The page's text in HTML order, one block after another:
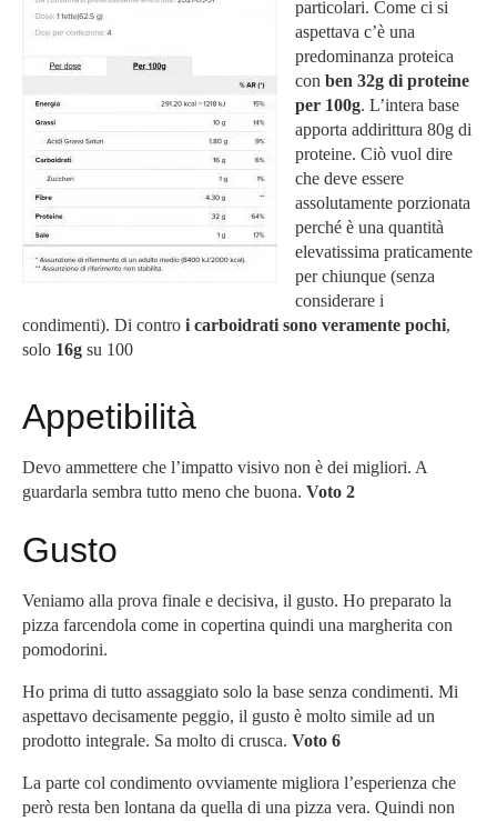
particolari. Come ci si
aspettava c’è una
predominanza proteica
con ben 32g di proteine
per 100g. L’intera base
apporta addirittura 80g di
proteine. Ciò vuol dire
che deve essere
assolutamente porzionata
perché è una quantità
elevatissima praticamente
per chiunque (senza
considerare i
condimenti). Di contro i carboidrati sono veramente pochi,
solo 16g su 100
Appetibilità
Devo ammettere che l’impatto visivo non è dei migliori. A
guardarla sembra tutto meno che buona. Voto 2
Gusto
Veniamo alla prova finale e decisiva, il gusto. Ho preparato la
pizza farcendola come in copertina quindi una margherita con
pomodorini.
Ho prima di tutto assaggiato solo la base senza condimenti. Mi
aspettavo decisamente peggio, il gusto è molto simile ad un
prodotto integrale. Sa molto di crusca. Voto 6
La parte col condimento ovviamente migliora l’esperienza che
però resta ben lontana da quella di una pizza vera. Quindi non